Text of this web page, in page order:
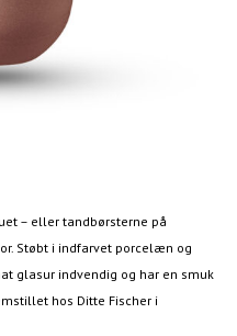
– eller tandbørsterne på
Støbt i indfarvet porcelæn og
glasur indvendig og har en smuk
hos Ditte Fischer i